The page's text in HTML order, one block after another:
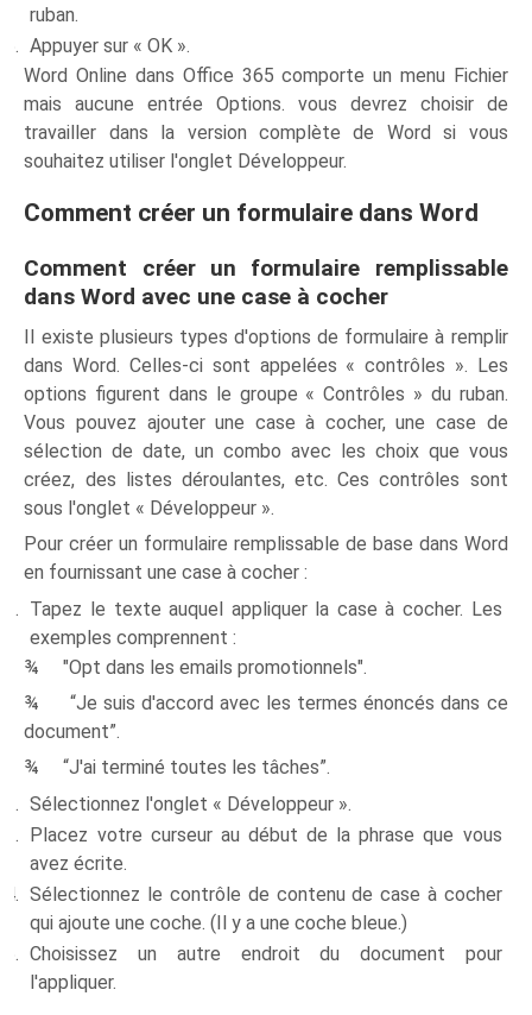
ruban.
Appuyer sur « OK ».
Word Online dans Office 365 comporte un menu Fichier
mais aucune entrée Options. vous devrez choisir de
travailler dans la version complète de Word si vous
souhaitez utiliser l'onglet Développeur.
Comment créer un formulaire dans Word
Comment créer un formulaire remplissable
dans Word avec une case à cocher
Il existe plusieurs types d'options de formulaire à remplir
dans Word. Celles-ci sont appelées « contrôles ». Les
options figurent dans le groupe « Contrôles » du ruban.
Vous pouvez ajouter une case à cocher, une case de
sélection de date, un combo avec les choix que vous
créez, des listes déroulantes, etc. Ces contrôles sont
sous l'onglet « Développeur ».
Pour créer un formulaire remplissable de base dans Word
en fournissant une case à cocher :
Tapez le texte auquel appliquer la case à cocher. Les
exemples comprennent :
¾ "Opt dans les emails promotionnels".
¾ “Je suis d'accord avec les termes énoncés dans ce
document”.
¾ “J'ai terminé toutes les tâches”.
Sélectionnez l'onglet « Développeur ».
Placez votre curseur au début de la phrase que vous
avez écrite.
Sélectionnez le contrôle de contenu de case à cocher
qui ajoute une coche. (Il y a une coche bleue.)
Choisissez un autre endroit du document pour
l'appliquer.